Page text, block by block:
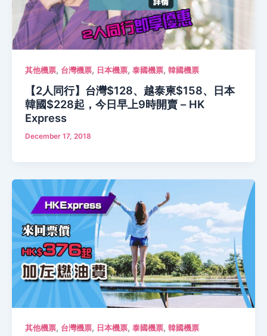
其他機票, 台灣機票, 日本機票, 泰國機票, 韓國機票
【2人同行】台灣$128、越泰柬$158、日本
韓國$228起，今日早上9時開賣 – HK
Express
December 17, 2018
其他機票, 台灣機票, 日本機票, 泰國機票, 韓國機票